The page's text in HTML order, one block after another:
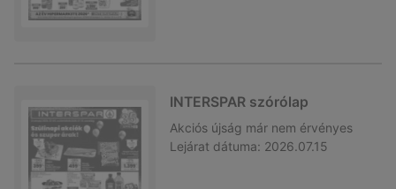
INTERSPAR szórólap
Akciós újság már nem érvényes
Lejárat dátuma: 2026.07.15